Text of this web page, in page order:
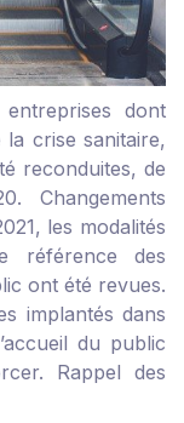
dont
la crise sanitaire,
reconduites, de
Changements
les modalités
référence des
ont été revues.
implantés dans
du public
Rappel des